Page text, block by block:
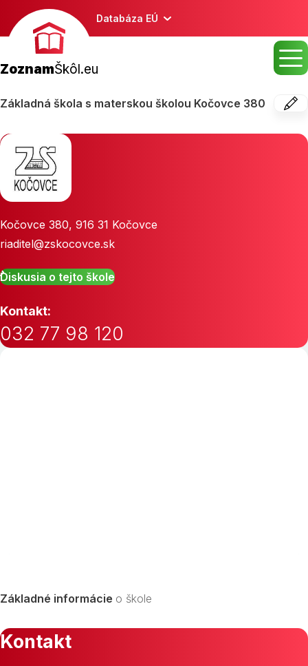
Databáza EÚ
ZoznamŠkôl.eu
Základná škola s materskou školou Kočovce 380
Kočovce 380, 916 31 Kočovce
riaditel@zskocovce.sk
Diskusia o tejto škole
Kontakt:
032 77 98 120
Základné informácie o škole
Kontakt